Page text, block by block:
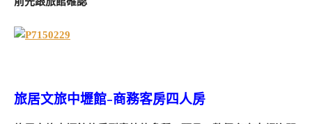
旅居文旅中壢館-商務客房四人房